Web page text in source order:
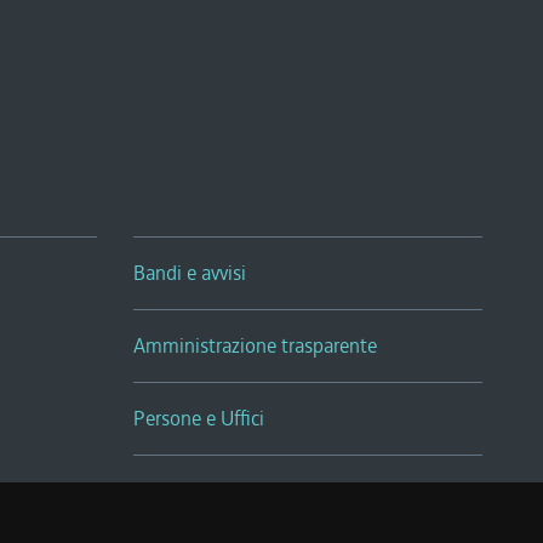
Bandi e avvisi
Amministrazione trasparente
Persone e Uffici
Sala Tiziano Tessitori